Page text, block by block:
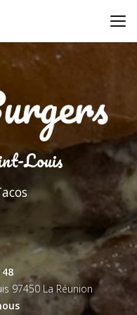
Louis
97450 La Réunion